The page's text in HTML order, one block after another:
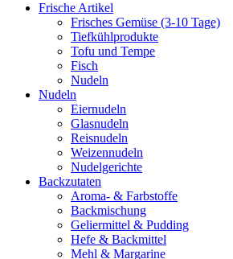
Frische Artikel
Frisches Gemüse (3-10 Tage)
Tiefkühlprodukte
Tofu und Tempe
Fisch
Nudeln
Nudeln
Eiernudeln
Glasnudeln
Reisnudeln
Weizennudeln
Nudelgerichte
Backzutaten
Aroma- & Farbstoffe
Backmischung
Geliermittel & Pudding
Hefe & Backmittel
Mehl & Margarine